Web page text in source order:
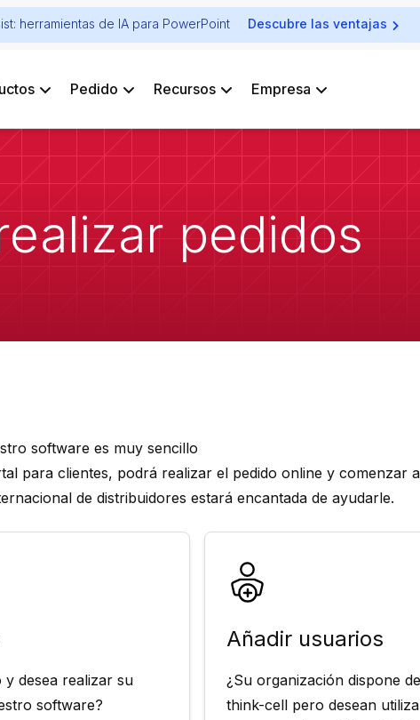
herramientas de IA para PowerPoint Descubre las ventajas
Pedido Recursos Empresa
pedidos
software es muy sencillo
para clientes, podrá realizar el pedido online y comenzar
de distribuidores estará encantada de ayudarle.
y desea realizar su
software?
Añadir usuarios
¿Su organización dispone
think-cell pero desean